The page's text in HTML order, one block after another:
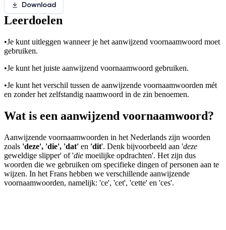
Download
Leerdoelen
•Je kunt uitleggen wanneer je het aanwijzend voornaamwoord moet
gebruiken.
•Je kunt het juiste aanwijzend voornaamwoord gebruiken.
•Je kunt het verschil tussen de aanwijzende voornaamwoorden mét
en zonder het zelfstandig naamwoord in de zin benoemen.
Wat is een aanwijzend voornaamwoord?
Aanwijzende voornaamwoorden in het Nederlands zijn woorden
zoals 'deze', 'die', 'dat' en 'dit'. Denk bijvoorbeeld aan 'deze
geweldige slipper' of 'die moeilijke opdrachten'. Het zijn dus
woorden die we gebruiken om specifieke dingen of personen aan te
wijzen. In het Frans hebben we verschillende aanwijzende
voornaamwoorden, namelijk: 'ce', 'cet', 'cette' en 'ces'.